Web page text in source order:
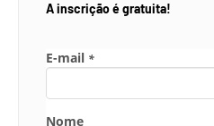
A inscrição é gratuita!